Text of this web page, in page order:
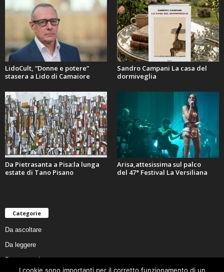
LidoCult, “Donne e potere”
stasera a Lido di Camaiore
Sandro Campani La casa del
dormiveglia
Da Pietrasanta a Pisa:la lunga
estate di Tano Pisano
Arisa,attesissima sul palco
del 47° Festival La Versiliana
Categorie
Da ascoltare
Da leggere
Da non perdere
I cookie sono importanti per il corretto funzionamento di un